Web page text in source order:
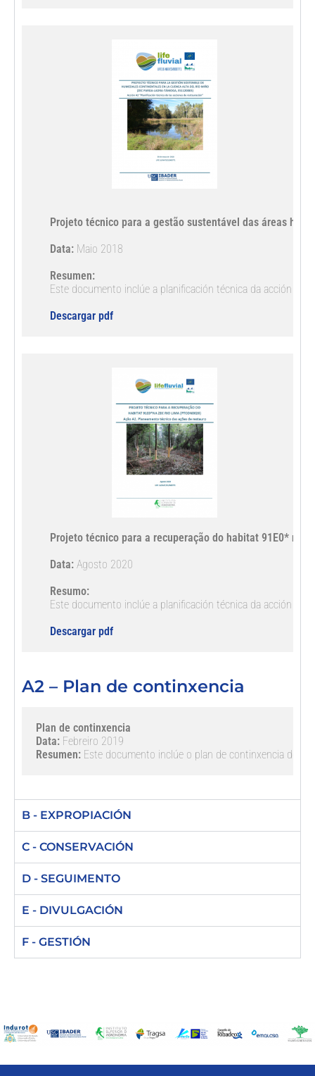
Projeto técnico para a gestão sustentável das áreas
Data: Maio 2018
Este documento inclúe a planificación técnica da acción de
Descargar pdf
Projeto técnico para a recuperação do habitat 91E0* na
Data: Agosto 2020
Resumo:
Este documento inclúe a planificación técnica da acción de
Descargar pdf
A2 – Plan de continxencia
Plan de continxencia
Data:
Resumen: Este documento inclúe o plan de continxencia do
B - EXPROPIACIÓN
C - CONSERVACIÓN
D - SEGUIMENTO
E - DIVULGACIÓN
F - GESTIÓN